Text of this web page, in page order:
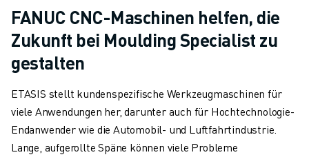
FANUC CNC-Maschinen helfen, die
Zukunft bei Moulding Specialist zu
gestalten
ETASIS stellt kundenspezifische Werkzeugmaschinen für
viele Anwendungen her, darunter auch für Hochtechnologie-
Endanwender wie die Automobil- und Luftfahrtindustrie.
Lange, aufgerollte Späne können viele Probleme